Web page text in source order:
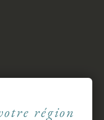
région